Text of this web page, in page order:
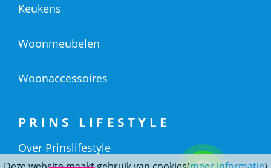
Keukens
Woonmeubelen
Woonaccessoires
PRINS LIFESTYLE
Over Prinslifestyle